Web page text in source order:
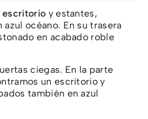
escritorio y estantes,
océano. En su trasera
en acabado roble
ciegas. En la parte
un escritorio y
también en azul